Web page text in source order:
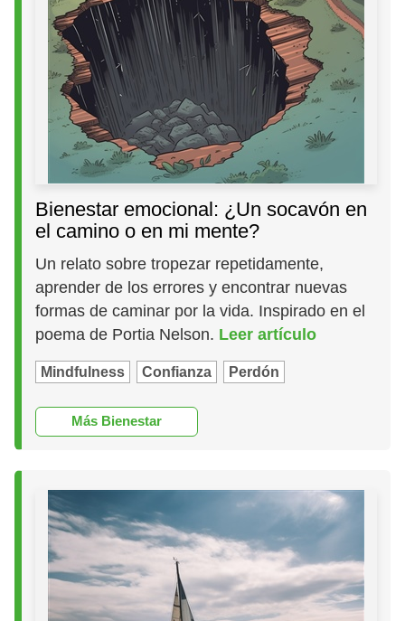
Bienestar emocional: ¿Un socavón en
el camino o en mi mente?
Un relato sobre tropezar repetidamente,
aprender de los errores y encontrar nuevas
formas de caminar por la vida. Inspirado en el
poema de Portia Nelson. Leer artículo
Mindfulness Confianza Perdón
Más Bienestar